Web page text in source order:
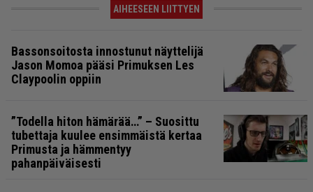
AIHEESEEN LIITTYEN
Bassonsoitosta innostunut näyttelijä
Jason Momoa pääsi Primuksen Les
Claypoolin oppiin
”Todella hiton hämärää…” – Suosittu
tubettaja kuulee ensimmäistä kertaa
Primusta ja hämmentyy
pahanpäiväisesti